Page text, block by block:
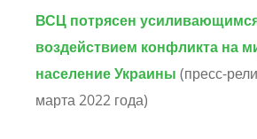
ВСЦ потрясен
воздействием конфликта на
население Украины (пресс-
марта 2022 года)